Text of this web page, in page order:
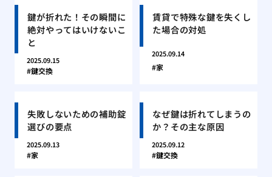
鍵が折れた！その瞬間に
絶対やってはいけないこ
と
2025.09.15
鍵交換
賃貸で特殊な鍵を失くし
た場合の対処
2025.09.14
家
失敗しないための補助錠
選びの要点
2025.09.13
家
なぜ鍵は折れてしまうの
か？その主な原因
2025.09.12
鍵交換